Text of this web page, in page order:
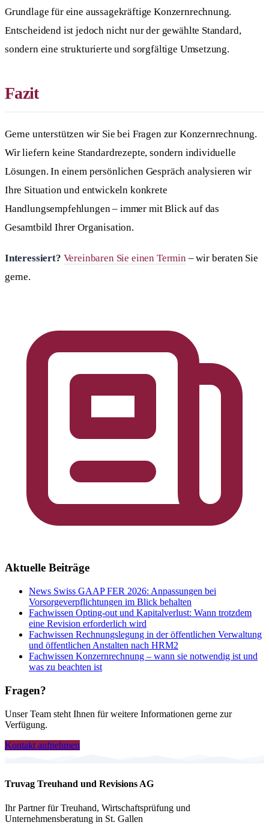
Grundlage für eine aussagekräftige Konzernrechnung.
Entscheidend ist jedoch nicht nur der gewählte Standard,
sondern eine strukturierte und sorgfältige Umsetzung.
Fazit
Gerne unterstützen wir Sie bei Fragen zur Konzernrechnung.
Wir liefern keine Standardrezepte, sondern individuelle
Lösungen. In einem persönlichen Gespräch analysieren wir
Ihre Situation und entwickeln konkrete
Handlungsempfehlungen – immer mit Blick auf das
Gesamtbild Ihrer Organisation.
Interessiert? Vereinbaren Sie einen Termin – wir beraten Sie
gerne.
Aktuelle Beiträge
News Swiss GAAP FER 2026: Anpassungen bei
Vorsorgeverpflichtungen im Blick behalten
Fachwissen Opting-out und Kapitalverlust: Wann trotzdem
eine Revision erforderlich wird
Fachwissen Rechnungslegung in der öffentlichen Verwaltung
und öffentlichen Anstalten nach HRM2
Fachwissen Konzernrechnung – wann sie notwendig ist und
was zu beachten ist
Fragen?
Unser Team steht Ihnen für weitere Informationen gerne zur
Verfügung.
Kontakt aufnehmen
Truvag Treuhand und Revisions AG
Ihr Partner für Treuhand, Wirtschaftsprüfung und
Unternehmensberatung in St. Gallen